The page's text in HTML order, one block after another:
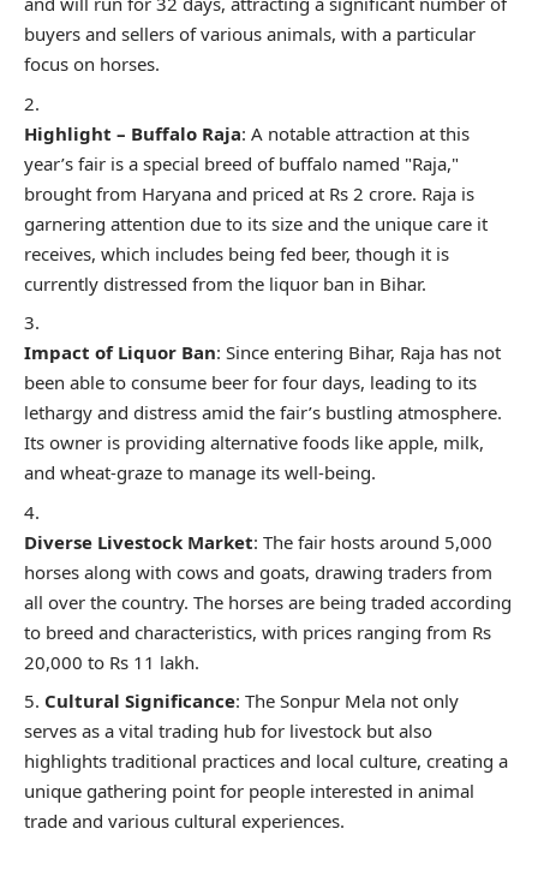
buyers and sellers of various animals, with a particular
focus on horses.
Highlight – Buffalo Raja: A notable attraction at this
year’s fair is a special breed of buffalo named "Raja,"
brought from Haryana and priced at Rs 2 crore. Raja is
garnering attention due to its size and the unique care it
receives, which includes being fed beer, though it is
currently distressed from the liquor ban in Bihar.
Impact of Liquor Ban: Since entering Bihar, Raja has not
been able to consume beer for four days, leading to its
lethargy and distress amid the fair’s bustling atmosphere.
Its owner is providing alternative foods like apple, milk,
and wheat-graze to manage its well-being.
Diverse Livestock Market: The fair hosts around 5,000
horses along with cows and goats, drawing traders from
all over the country. The horses are being traded according
to breed and characteristics, with prices ranging from Rs
20,000 to Rs 11 lakh.
Cultural Significance: The Sonpur Mela not only
serves as a vital trading hub for livestock but also
highlights traditional practices and local culture, creating a
unique gathering point for people interested in animal
trade and various cultural experiences.